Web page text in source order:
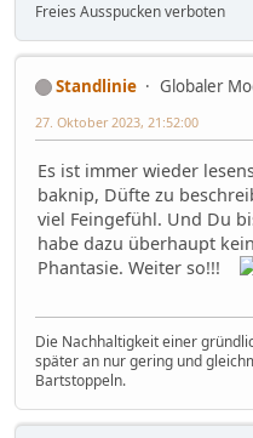
Freies Ausspucken verboten
Standlinie
Globaler
27. Oktober 2023, 21:52:00
Es ist immer wieder
baknip, Düfte zu
viel Feingefühl. Und Du
habe dazu überhaupt
Phantasie. Weiter so!!!
Die Nachhaltigkeit einer
später an nur gering und
Bartstoppeln.